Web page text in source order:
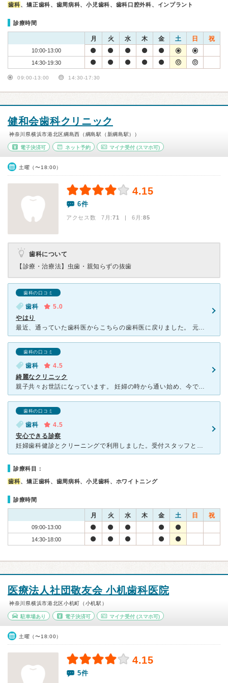
歯科、矯正歯科、歯周病科、小児歯科、歯科口腔外科、インプラント
診療時間
月 火 水 木 金 土 日 祝
10:00-13:00
14:30-19:30
09:00-13:00 14:30-17:30
健和会歯科クリニック
神奈川県横浜市港北区綱島西（綱島駅（新綱島駅））
電子決済可 ネット予約 マイナ受付 (スマホ可)
土曜（〜18:00）
4.15
6件
アクセス数 7月:71 | 6月:85
歯科について
【診療・治療法】 虫歯・親知らずの抜歯
歯科の口コミ
歯科
5.0
やはり
最近、通っていた歯科医からこちらの歯科医に戻りました。 元々は数年前に通っていたのですが、歯が痛くなり近所の 歯科医に通い治療をしていたのですが何かイマイチ、 今回は違う歯を治療してもらうために
歯科の口コミ
歯科
4.5
綺麗なクリニック
親子共々お世話になっています。 妊婦の時から通い始め、今では子供1人で受診出来るようになりました。 遠くからも通う方がいる程、先生の腕はいいようです。 とても綺麗で清潔感のあるクリニックです。
歯科の口コミ
歯科
4.5
安心できる診察
妊婦歯科健診とクリーニングで利用しました。受付スタッフとても感じが良いです。待合室はキッズスペースもあり広く清潔感があります。 人気の歯医者さんのようで予約を取るのが大変でしたが、待ち時間はほとんど
診療科目：
歯科、矯正歯科、歯周病科、小児歯科、ホワイトニング
診療時間
月 火 水 木 金 土 日 祝
09:00-13:00
14:30-18:00
医療法人社団敬友会 小机歯科医院
神奈川県横浜市港北区小机町（小机駅）
駐車場あり 電子決済可 マイナ受付 (スマホ可)
土曜（〜18:00）
4.15
5件